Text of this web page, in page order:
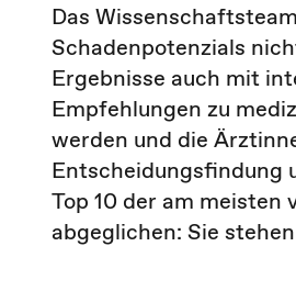
Das
Schadenpotenzials
Ergebnisse auch mit
Empfehlungen zu
werden und die
Entscheidungsfindung
Top 10 der am
abgeglichen: Sie